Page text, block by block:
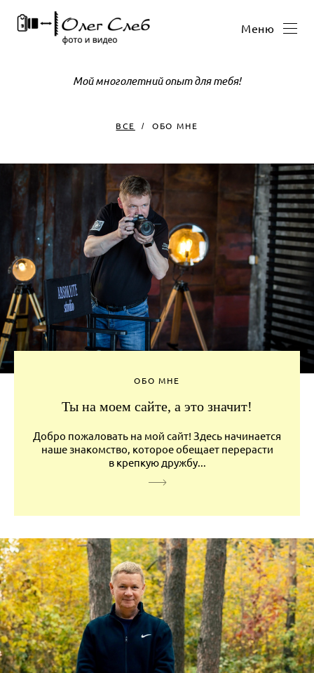
Меню
Мой многолетний опыт для тебя!
ВСЕ ОБО МНЕ
ОБО МНЕ
Ты на моем сайте, а это значит!
Добро пожаловать на мой сайт! Здесь начинается
наше знакомство, которое обещает перерасти
в крепкую дружбу...